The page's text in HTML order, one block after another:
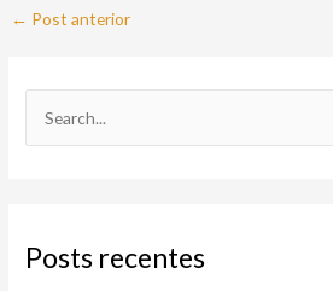
← Post anterior
u
Posts recentes